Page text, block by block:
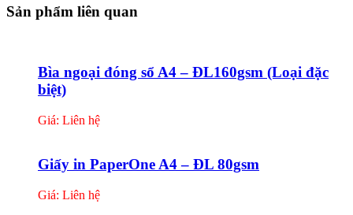
Sản phẩm liên quan
Bìa ngoại đóng sổ A4 – ĐL160gsm (Loại đặc
biệt)
Giá: Liên hệ
Giấy in PaperOne A4 – ĐL 80gsm
Giá: Liên hệ